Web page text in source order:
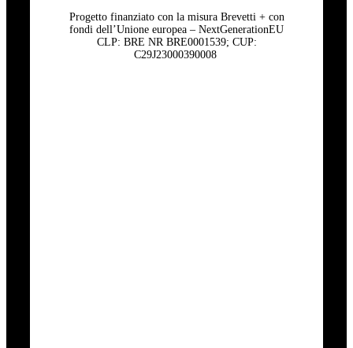
Progetto finanziato con la misura Brevetti + con
fondi dell’Unione europea – NextGenerationEU
CLP: BRE NR BRE0001539; CUP:
C29J23000390008